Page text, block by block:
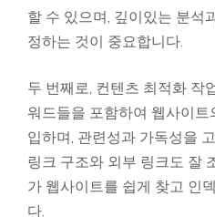
할 수 있으며, 깊이있는 분석
정하는 것이 중요합니다.
두 번째로, 컨텐츠 최적화 작
워드들을 포함하여 웹사이
입하며, 관련성과 가독성을
링크 구조와 외부 링크도 잘
가 웹사이트를 쉽게 찾고 인
다.